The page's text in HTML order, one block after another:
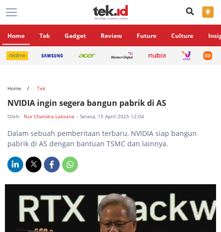
×
Home Tek Gadget Review Future Culture
Home Tek
NVIDIA ingin segera bangun pabrik di AS
Oleh: Nur Chandra Laksana - Selasa, 15 April 2025 12:04
Dalam sebuah pemberitaan terbaru, NVIDIA siap bangun
pabrik di AS dengan bantuan TSMC dan lainnya.